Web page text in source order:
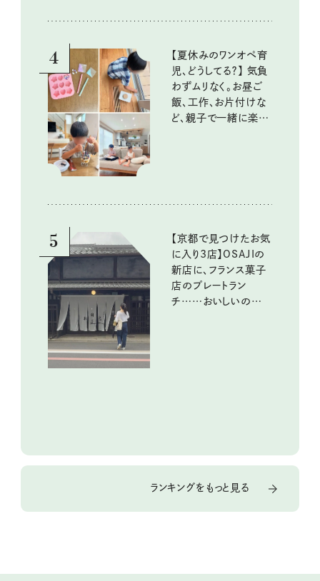
4
【夏休みのワンオペ育
児、どうしてる？】 気負
わずムリなく。お昼ご
飯、工作、お片付けな
ど、親子で一緒に楽し
5
【京都で見つけたお気
に入り3店】OSAJIの
新店に、フランス菓子
店のプレートラン
チ……おいしいのんび
ランキングをもっと見る